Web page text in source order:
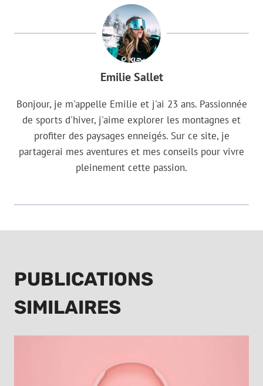
Emilie Sallet
Bonjour, je m'appelle Emilie et j'ai 23 ans. Passionnée
de sports d'hiver, j'aime explorer les montagnes et
profiter des paysages enneigés. Sur ce site, je
partagerai mes aventures et mes conseils pour vivre
pleinement cette passion.
PUBLICATIONS
SIMILAIRES